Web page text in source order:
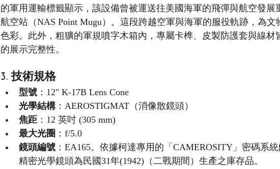
的軍用運輸標籤顯示，該設備曾被運送往美國海軍的飛彈與航空發
航空站（NAS Point Mugu）。這段跨越空軍與海軍的服役軌跡，為文
色彩。此外，粗獷的軍規噴字木箱內，專屬卡榫、皮製防護套與線材
的展示完整性。
3. 技術規格
型號 ：12" K-17B Lens Cone
光學結構：AEROSTIGMAT（消像散鏡頭）
焦距 ：12 英吋 (305 mm)
最大光圈 ：f/5.0
鏡頭編號 ：EA165。依據柯達專用的「CAMEROSITY」密碼系
精密光學鏡頭為民國31年(1942)（二戰期間）生產之庫存品。